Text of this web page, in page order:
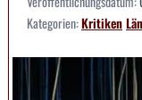
Kategorien:Kritiken